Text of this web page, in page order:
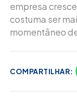
empresa
costuma ser
momentâneo
COMPARTILHAR: